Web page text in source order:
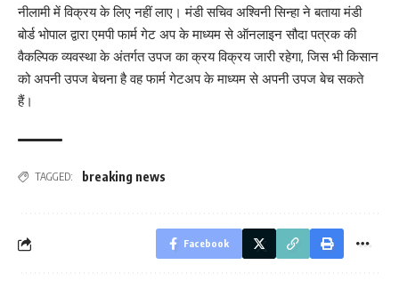
नीलामी में विक्रय के लिए नहीं लाए। मंडी सचिव अश्विनी सिन्हा ने बताया मंडी
बोर्ड भोपाल द्वारा एमपी फार्म गेट अप के माध्यम से ऑनलाइन सौदा पत्रक की
वैकल्पिक व्यवस्था के अंतर्गत उपज का क्रय विक्रय जारी रहेगा, जिस भी किसान
को अपनी उपज बेचना है वह फार्म गेटअप के माध्यम से अपनी उपज बेच सकते
हैं।
TAGGED: breaking news
Facebook